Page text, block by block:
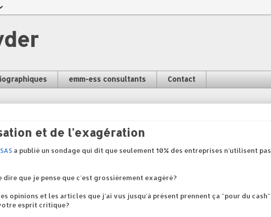
emm-ess consultants Contact
et de l'exagération
SAS a publié un sondage qui dit que seulement 10% des entreprises n’utilisent pas
dire que je pense que c'est grossièrement exagéré?
opinions et les articles que j'ai vus jusqu'à présent prennent ça "pour du cash".
esprit critique?